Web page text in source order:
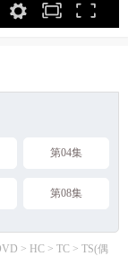
第04集
第08集
> HC > TC > TS(偶